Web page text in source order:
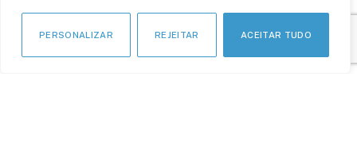
PERSONALIZAR REJEITAR ACEITAR TUDO
24
AGO
FEBRABAN TECH 2026
NO DISTRITO ANHEMBI EM SÃO PAULO